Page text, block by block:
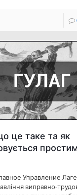
це таке та як
Управление
виправно-